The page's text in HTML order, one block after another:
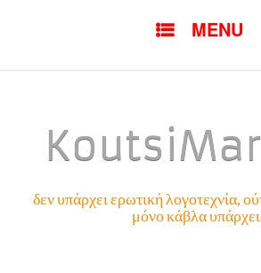
MENU
δεν υπάρχει ερωτική λογοτεχνία,
μόνο κάβλα